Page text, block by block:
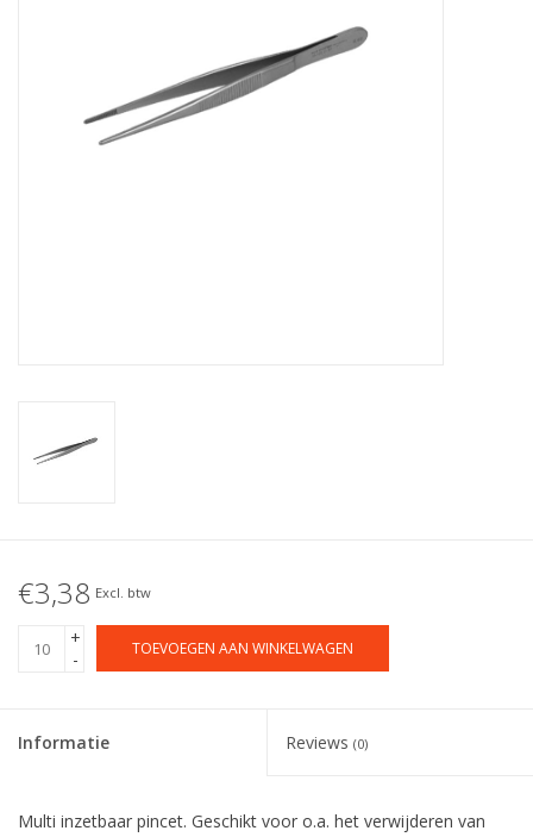
€3,38 Excl. btw
+
-
TOEVOEGEN AAN WINKELWAGEN
Informatie Reviews (0)
Multi inzetbaar pincet. Geschikt voor o.a. het verwijderen van